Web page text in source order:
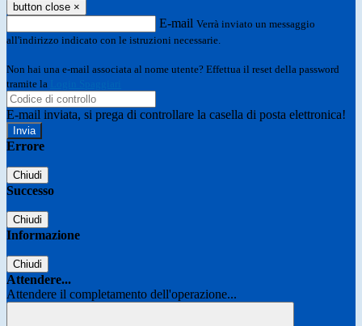
button close ×
E-mail Verrà inviato un messaggio
all'indirizzo indicato con le istruzioni necessarie.
Non hai una e-mail associata al nome utente? Effettua il reset della password
tramite la
E-mail inviata, si prega di controllare la casella di posta elettronica!
Errore
Chiudi
Successo
Chiudi
Informazione
Chiudi
Attendere...
Attendere il completamento dell'operazione...